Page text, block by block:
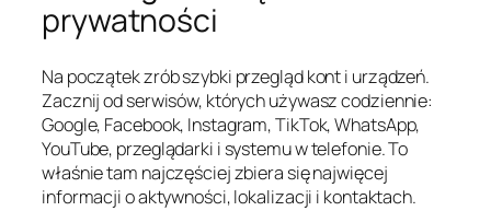
prywatności
Na początek zrób szybki przegląd kont i urządzeń.
Zacznij od serwisów, których używasz codziennie:
Google, Facebook, Instagram, TikTok, WhatsApp,
YouTube, przeglądarki i systemu w telefonie. To
właśnie tam najczęściej zbiera się najwięcej
informacji o aktywności, lokalizacji i kontaktach.